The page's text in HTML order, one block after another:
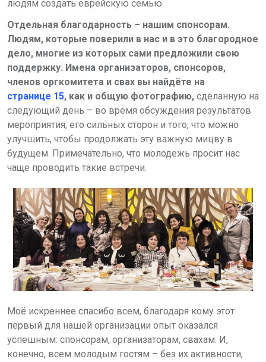
людям создать еврейскую семью.
Отдельная благодарность – нашим спонсорам.
Людям, которые поверили в нас и в это благородное
дело, многие из которых сами предложили свою
поддержку. Имена организаторов, спонсоров,
членов оргкомитета и свах вы найдёте на
странице 15, как и общую фотографию, сделанную на
следующий день – во время обсуждения результатов
мероприятия, его сильных сторон и того, что можно
улучшить, чтобы продолжать эту важную мицву в
будущем. Примечательно, что молодежь просит нас
чаще проводить такие встречи.
Моё искреннее спасибо всем, благодаря кому этот
первый для нашей организации опыт оказался
успешным: спонсорам, организаторам, свахам. И,
конечно, всем молодым гостям – без их активности,